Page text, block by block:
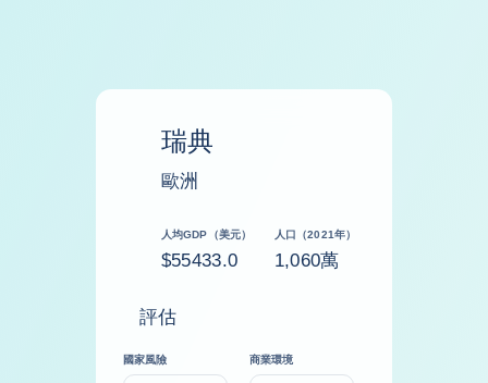
瑞典
歐洲
人均GDP（美元）
$55433.0
人口（2021年）
1,060萬
評估
國家風險 商業環境